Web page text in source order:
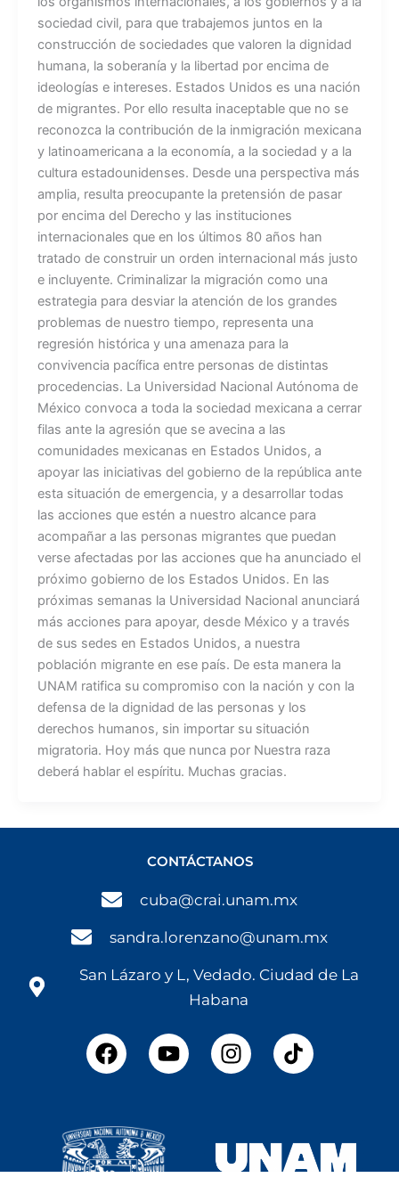
sociedad civil, para que trabajemos juntos en la
construcción de sociedades que valoren la dignidad
humana, la soberanía y la libertad por encima de
ideologías e intereses. Estados Unidos es una nación
de migrantes. Por ello resulta inaceptable que no se
reconozca la contribución de la inmigración mexicana
y latinoamericana a la economía, a la sociedad y a la
cultura estadounidenses. Desde una perspectiva más
amplia, resulta preocupante la pretensión de pasar
por encima del Derecho y las instituciones
internacionales que en los últimos 80 años han
tratado de construir un orden internacional más justo
e incluyente. Criminalizar la migración como una
estrategia para desviar la atención de los grandes
problemas de nuestro tiempo, representa una
regresión histórica y una amenaza para la
convivencia pacífica entre personas de distintas
procedencias. La Universidad Nacional Autónoma de
México convoca a toda la sociedad mexicana a cerrar
filas ante la agresión que se avecina a las
comunidades mexicanas en Estados Unidos, a
apoyar las iniciativas del gobierno de la república ante
esta situación de emergencia, y a desarrollar todas
las acciones que estén a nuestro alcance para
acompañar a las personas migrantes que puedan
verse afectadas por las acciones que ha anunciado el
próximo gobierno de los Estados Unidos. En las
próximas semanas la Universidad Nacional anunciará
más acciones para apoyar, desde México y a través
de sus sedes en Estados Unidos, a nuestra
población migrante en ese país. De esta manera la
UNAM ratifica su compromiso con la nación y con la
defensa de la dignidad de las personas y los
derechos humanos, sin importar su situación
migratoria. Hoy más que nunca por Nuestra raza
deberá hablar el espíritu. Muchas gracias.
CONTÁCTANOS
cuba@crai.unam.mx
sandra.lorenzano@unam.mx
San Lázaro y L, Vedado. Ciudad de La
Habana
F
a
b
o
o
Y
o
e
I
n
g